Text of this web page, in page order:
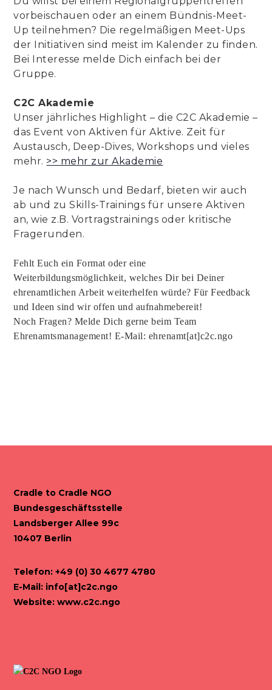
vorbeischauen oder an einem Bündnis-Meet-
Up teilnehmen? Die regelmäßigen Meet-Ups
der Initiativen sind meist im Kalender zu finden.
Bei Interesse melde Dich einfach bei der
Gruppe.
C2C Akademie
Unser jährliches Highlight – die C2C Akademie –
das Event von Aktiven für Aktive. Zeit für
Austausch, Deep-Dives, Workshops und vieles
mehr. >> mehr zur Akademie
Je nach Wunsch und Bedarf, bieten wir auch
ab und zu Skills-Trainings für unsere Aktiven
an, wie z.B. Vortragstrainings oder kritische
Fragerunden.
Fehlt Euch ein Format oder eine
Weiterbildungsmöglichkeit, welches Dir bei Deiner
ehrenamtlichen Arbeit weiterhelfen würde? Für Feedback
und Ideen sind wir offen und aufnahmebereit!
Noch Fragen? Melde Dich gerne beim Team
Ehrenamtsmanagement! E-Mail: ehrenamt[at]c2c.ngo
Cradle to Cradle NGO
Bundesgeschäftsstelle
Landsberger Allee 99c
10407 Berlin
Telefon: +49 (0) 30 4677 4780
E-Mail: info[at]c2c.ngo
Website:www.c2c.ngo